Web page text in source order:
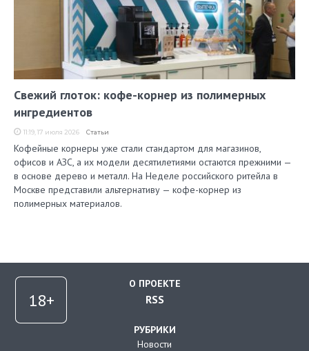
Свежий глоток: кофе-корнер из полимерных
ингредиентов
11:19, 17 июля 2026 Статьи
Кофейные корнеры уже стали стандартом для магазинов,
офисов и АЗС, а их модели десятилетиями остаются прежними —
в основе дерево и металл. На Неделе российского ритейла в
Москве представили альтернативу — кофе-корнер из
полимерных материалов.
О ПРОЕКТЕ
RSS
РУБРИКИ
Новости